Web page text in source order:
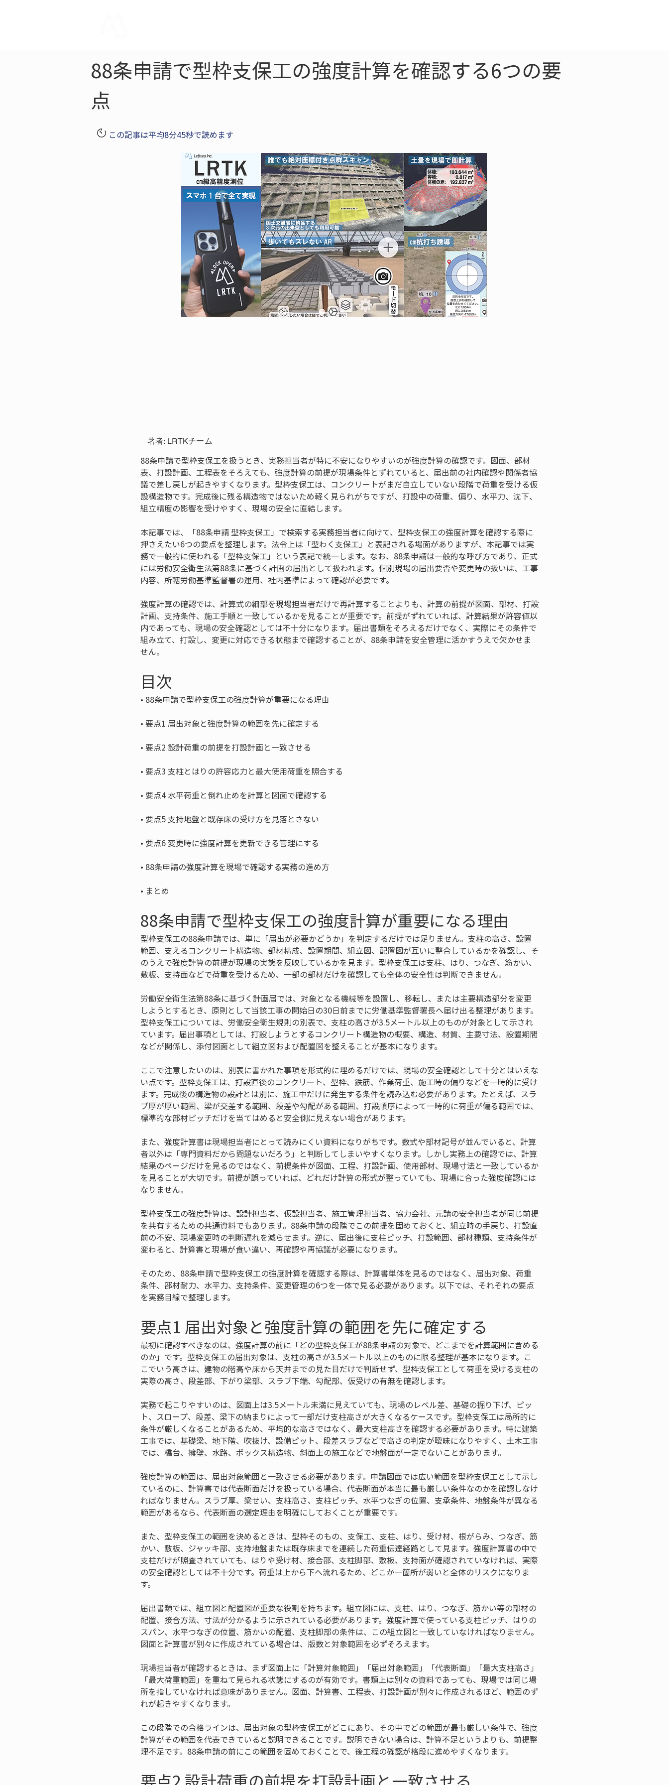
88条申請で型枠支保工の強度計算を確認する6つの要
点
この記事は平均8分45秒で読めます
著者: LRTKチーム
88条申請で型枠支保工を扱うとき、実務担当者が特に不安になりやすいのが強度計算の確認です。図面、部材
表、打設計画、工程表をそろえても、強度計算の前提が現場条件とずれていると、届出前の社内確認や関係者協
議で差し戻しが起きやすくなります。型枠支保工は、コンクリートがまだ自立していない段階で荷重を受ける仮
設構造物です。完成後に残る構造物ではないため軽く見られがちですが、打設中の荷重、偏り、水平力、沈下、
組立精度の影響を受けやすく、現場の安全に直結します。
本記事では、「88条申請 型枠支保工」で検索する実務担当者に向けて、型枠支保工の強度計算を確認する際に
押さえたい6つの要点を整理します。法令上は「型わく支保工」と表記される場面がありますが、本記事では実
務で一般的に使われる「型枠支保工」という表記で統一します。なお、88条申請は一般的な呼び方であり、正式
には労働安全衛生法第88条に基づく計画の届出として扱われます。個別現場の届出要否や変更時の扱いは、工事
内容、所轄労働基準監督署の運用、社内基準によって確認が必要です。
強度計算の確認では、計算式の細部を現場担当者だけで再計算することよりも、計算の前提が図面、部材、打設
計画、支持条件、施工手順と一致しているかを見ることが重要です。前提がずれていれば、計算結果が許容値以
内であっても、現場の安全確認としては不十分になります。届出書類をそろえるだけでなく、実際にその条件で
組み立て、打設し、変更に対応できる状態まで確認することが、88条申請を安全管理に活かすうえで欠かせま
せん。
目次
•
•
•
•
•
•
•
•
• まとめ
88条申請で型枠支保工の強度計算が重要になる理由
型枠支保工の88条申請では、単に「届出が必要かどうか」を判定するだけでは足りません。支柱の高さ、設置
範囲、支えるコンクリート構造物、部材構成、設置期間、組立図、配置図が互いに整合しているかを確認し、そ
のうえで強度計算の前提が現場の実態を反映しているかを見ます。型枠支保工は支柱、はり、つなぎ、筋かい、
敷板、支持面などで荷重を受けるため、一部の部材だけを確認しても全体の安全性は判断できません。
労働安全衛生法第88条に基づく計画届では、対象となる機械等を設置し、移転し、または主要構造部分を変更
しようとするとき、原則として当該工事の開始日の30日前までに労働基準監督署長へ届け出る整理があります。
型枠支保工については、労働安全衛生規則の別表で、支柱の高さが3.5メートル以上のものが対象として示され
ています。届出事項としては、打設しようとするコンクリート構造物の概要、構造、材質、主要寸法、設置期間
などが関係し、添付図面として組立図および配置図を整えることが基本になります。
ここで注意したいのは、別表に書かれた事項を形式的に埋めるだけでは、現場の安全確認として十分とはいえな
い点です。型枠支保工は、打設直後のコンクリート、型枠、鉄筋、作業荷重、施工時の偏りなどを一時的に受け
ます。完成後の構造物の設計とは別に、施工中だけに発生する条件を読み込む必要があります。たとえば、スラ
ブ厚が厚い範囲、梁が交差する範囲、段差や勾配がある範囲、打設順序によって一時的に荷重が偏る範囲では、
標準的な部材ピッチだけを当てはめると安全側に見えない場合があります。
また、強度計算書は現場担当者にとって読みにくい資料になりがちです。数式や部材記号が並んでいると、計算
者以外は「専門資料だから問題ないだろう」と判断してしまいやすくなります。しかし実務上の確認では、計算
結果のページだけを見るのではなく、前提条件が図面、工程、打設計画、使用部材、現場寸法と一致しているか
を見ることが大切です。前提が誤っていれば、どれだけ計算の形式が整っていても、現場に合った強度確認には
なりません。
型枠支保工の強度計算は、設計担当者、仮設担当者、施工管理担当者、協力会社、元請の安全担当者が同じ前提
を共有するための共通資料でもあります。88条申請の段階でこの前提を固めておくと、組立時の手戻り、打設直
前の不安、現場変更時の判断遅れを減らせます。逆に、届出後に支柱ピッチ、打設範囲、部材種類、支持条件が
変わると、計算書と現場が食い違い、再確認や再協議が必要になります。
そのため、88条申請で型枠支保工の強度計算を確認する際は、計算書単体を見るのではなく、届出対象、荷重
条件、部材耐力、水平力、支持条件、変更管理の6つを一体で見る必要があります。以下では、それぞれの要点
を実務目線で整理します。
要点1 届出対象と強度計算の範囲を先に確定する
最初に確認すべきなのは、強度計算の前に「どの型枠支保工が88条申請の対象で、どこまでを計算範囲に含める
のか」です。型枠支保工の届出対象は、支柱の高さが3.5メートル以上のものに限る整理が基本になります。こ
こでいう高さは、建物の階高や床から天井までの見た目だけで判断せず、型枠支保工として荷重を受ける支柱の
実際の高さ、段差部、下がり梁部、スラブ下端、勾配部、仮受けの有無を確認します。
実務で起こりやすいのは、図面上は3.5メートル未満に見えていても、現場のレベル差、基礎の掘り下げ、ピッ
ト、スロープ、段差、梁下の納まりによって一部だけ支柱高さが大きくなるケースです。型枠支保工は局所的に
条件が厳しくなることがあるため、平均的な高さではなく、最大支柱高さを確認する必要があります。特に建築
工事では、基礎梁、地下階、吹抜け、設備ピット、段差スラブなどで高さの判定が曖昧になりやすく、土木工事
では、橋台、擁壁、水路、ボックス構造物、斜面上の施工などで地盤面が一定でないことがあります。
強度計算の範囲は、届出対象範囲と一致させる必要があります。申請図面では広い範囲を型枠支保工として示し
ているのに、計算書では代表断面だけを扱っている場合、代表断面が本当に最も厳しい条件なのかを確認しなけ
ればなりません。スラブ厚、梁せい、支柱高さ、支柱ピッチ、水平つなぎの位置、支承条件、地盤条件が異なる
範囲があるなら、代表断面の選定理由を明確にしておくことが重要です。
また、型枠支保工の範囲を決めるときは、型枠そのもの、支保工、支柱、はり、受け材、根がらみ、つなぎ、筋
かい、敷板、ジャッキ部、支持地盤または既存床までを連続した荷重伝達経路として見ます。強度計算書の中で
支柱だけが照査されていても、はりや受け材、接合部、支柱脚部、敷板、支持面が確認されていなければ、実際
の安全確認としては不十分です。荷重は上から下へ流れるため、どこか一箇所が弱いと全体のリスクになりま
す。
届出書類では、組立図と配置図が重要な役割を持ちます。組立図には、支柱、はり、つなぎ、筋かい等の部材の
配置、接合方法、寸法が分かるように示されている必要があります。強度計算で使っている支柱ピッチ、はりの
スパン、水平つなぎの位置、筋かいの配置、支柱脚部の条件は、この組立図と一致していなければなりません。
図面と計算書が別々に作成されている場合は、版数と対象範囲を必ずそろえます。
現場担当者が確認するときは、まず図面上に「計算対象範囲」「届出対象範囲」「代表断面」「最大支柱高さ」
「最大荷重範囲」を重ねて見られる状態にするのが有効です。書類上は別々の資料であっても、現場では同じ場
所を指していなければ意味がありません。図面、計算書、工程表、打設計画が別々に作成されるほど、範囲のず
れが起きやすくなります。
この段階での合格ラインは、届出対象の型枠支保工がどこにあり、その中でどの範囲が最も厳しい条件で、強度
計算がその範囲を代表できていると説明できることです。説明できない場合は、計算不足というよりも、前提整
理不足です。88条申請の前にこの範囲を固めておくことで、後工程の確認が格段に進めやすくなります。